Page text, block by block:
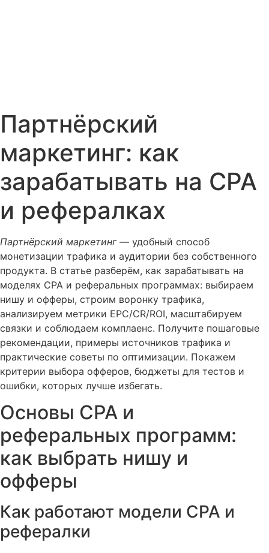
Партнёрский
маркетинг: как
зарабатывать на CPA
и рефералках
Партнёрский маркетинг— удобный способ
монетизации трафика и аудитории без собственного
продукта. В статье разберём, как зарабатывать на
моделях CPA и реферальных программах: выбираем
нишу и офферы, строим воронку трафика,
анализируем метрики EPC/CR/ROI, масштабируем
связки и соблюдаем комплаенс. Получите пошаговые
рекомендации, примеры источников трафика и
практические советы по оптимизации. Покажем
критерии выбора офферов, бюджеты для тестов и
ошибки, которых лучше избегать.
Основы CPA и
реферальных программ:
как выбрать нишу и
офферы
Как работают модели CPA и
рефералки